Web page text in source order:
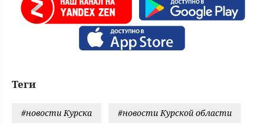
Теги
#новости Курска #новости Курской области